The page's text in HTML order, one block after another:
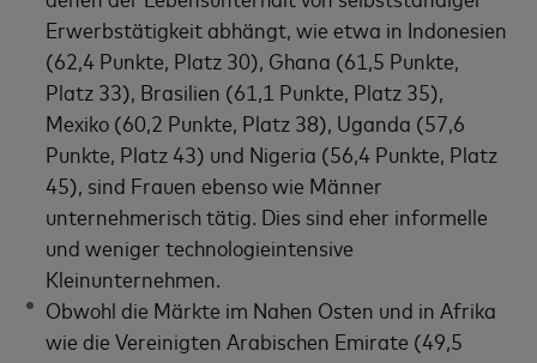
Erwerbstätigkeit abhängt, wie etwa in Indonesien
(62,4 Punkte, Platz 30), Ghana (61,5 Punkte,
Platz 33), Brasilien (61,1 Punkte, Platz 35),
Mexiko (60,2 Punkte, Platz 38), Uganda (57,6
Punkte, Platz 43) und Nigeria (56,4 Punkte, Platz
45), sind Frauen ebenso wie Männer
unternehmerisch tätig. Dies sind eher informelle
und weniger technologieintensive
Kleinunternehmen.
Obwohl die Märkte im Nahen Osten und in Afrika
wie die Vereinigten Arabischen Emirate (49,5